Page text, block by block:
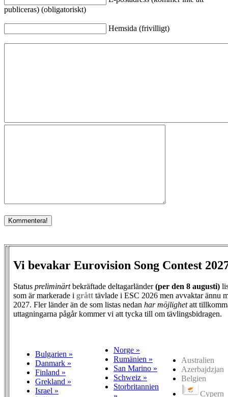
publiceras) (obligatoriskt)
Hemsida (frivilligt)
Vi bevakar Eurovision Song Contest
Status preliminärtbekräftade deltagarländer(per den 8 augusti)
som är markerade i grått tävlade i ESC 2026 men avvaktar ännu
2027. Fler länder än de som listas nedan har möjlighetatt
uttagningarna pågår kommer vi att tycka till om tävlingsbidragen.
Bulgarien »
Danmark »
Finland »
Grekland »
Israel »
Norge »
Rumänien »
San Marino »
Schweiz »
Storbritannien
Australien
Azerbajdzjan
Belgien
Cypern